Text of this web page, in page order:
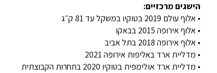
הישגים מרכזיים:
• אלוף עולם 2019 בטוקיו במשקל עד 81 ק״ג
• אלוף אירופה 2015 בבאקו
• אלוף אירופה 2018 בתל אביב
• מדליית ארד באליפות אירופה 2021
• מדליית ארד אולימפית בטוקיו 2020 בתחרות הקבוצתית